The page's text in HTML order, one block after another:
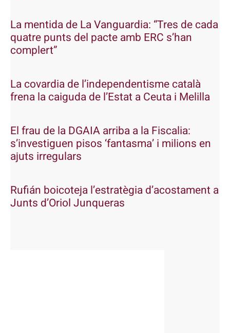
La mentida de La Vanguardia: “Tres de cada
quatre punts del pacte amb ERC s’han
complert”
La covardia de l’independentisme català
frena la caiguda de l’Estat a Ceuta i Melilla
El frau de la DGAIA arriba a la Fiscalia:
s’investiguen pisos ‘fantasma’ i milions en
ajuts irregulars
Rufián boicoteja l’estratègia d’acostament a
Junts d’Oriol Junqueras